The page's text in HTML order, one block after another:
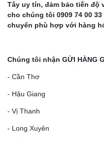
Tây uy tín, đảm bảo tiến độ
cho chúng tôi 0909 74 00
chuyển phù hợp với hàng
Chúng tôi nhận GỬI HÀNG
- Cần Thơ
- Hậu Giang
- Vị Thanh
- Long Xuyên